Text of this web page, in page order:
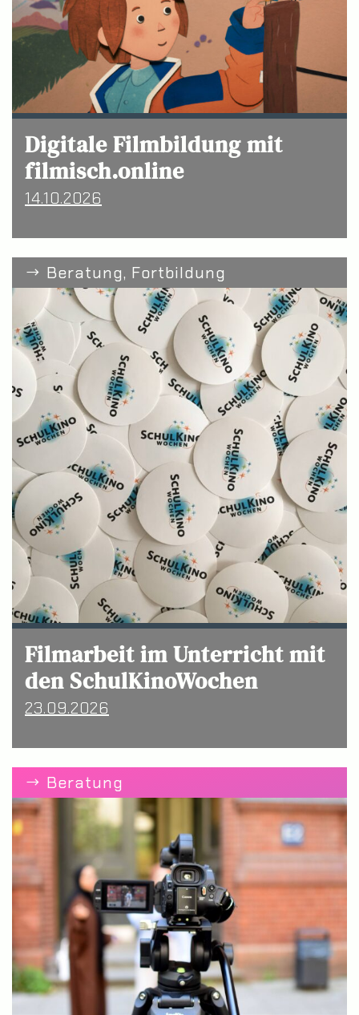
Digitale Filmbildung mit
filmisch.online
14.10.2026
Beratung, Fortbildung
Filmarbeit im Unterricht mit
den SchulKinoWochen
23.09.2026
Beratung